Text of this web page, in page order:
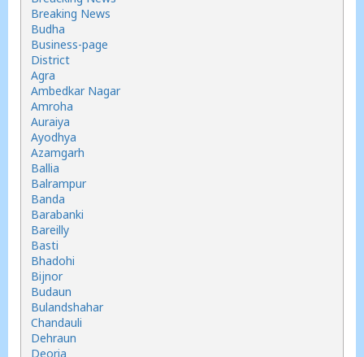
Breaking News
Budha
Business-page
District
Agra
Ambedkar Nagar
Amroha
Auraiya
Ayodhya
Azamgarh
Ballia
Balrampur
Banda
Barabanki
Bareilly
Basti
Bhadohi
Bijnor
Budaun
Bulandshahar
Chandauli
Dehraun
Deoria